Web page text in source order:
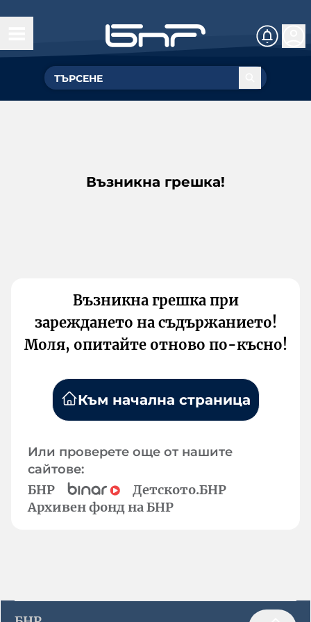
Възникна грешка!
Възникна грешка при
зареждането на съдържанието!
Моля, опитайте отново по-късно!
Към начална страница
Или проверете още от нашите
сайтове:
БНР
Детското.БНР
Архивен фонд на БНР